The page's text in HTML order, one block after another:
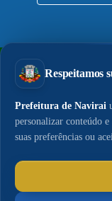
LGPD